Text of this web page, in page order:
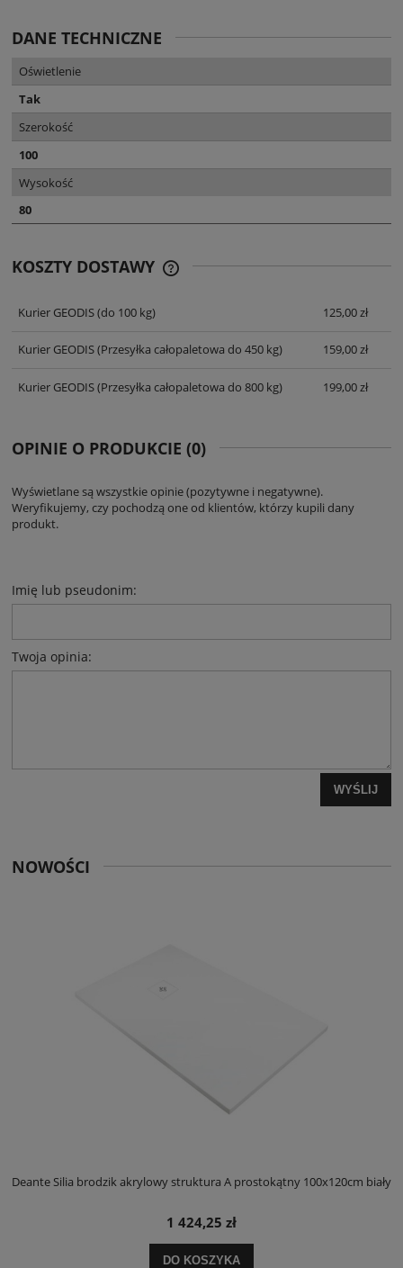
DANE TECHNICZNE
Oświetlenie
Tak
Szerokość
100
Wysokość
80
KOSZTY DOSTAWY
Kurier GEODIS(do 100 kg) 125,00 zł
Kurier GEODIS(Przesyłka całopaletowa do 450 kg) 159,00 zł
Kurier GEODIS(Przesyłka całopaletowa do 800 kg) 199,00 zł
OPINIE O PRODUKCIE (0)
Wyświetlane są wszystkie opinie (pozytywne i negatywne).
Weryfikujemy, czy pochodzą one od klientów, którzy kupili dany
produkt.
Imię lub pseudonim:
Twoja opinia:
WYŚLIJ
NOWOŚCI
Deante Silia brodzik akrylowy struktura A prostokątny 100x120cm biały
1 424,25 zł
DO KOSZYKA